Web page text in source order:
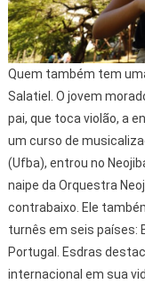
Quem também tem
Salatiel. O jovem
pai, que toca violão, a
um curso de
(Ufba), entrou no
naipe da Orquestra
contrabaixo. Ele
turnês em seis países:
Portugal. Esdras
internacional em sua